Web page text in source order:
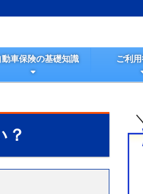
動車保険の基礎知識 ご利
？